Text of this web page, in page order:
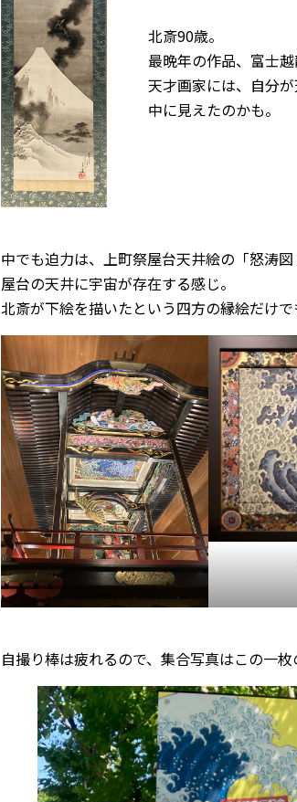
北斎90歳。
最晩年の作品、富士
天才画家には、自分
中に見えたのかも。
中でも迫力は、上町祭屋台天井絵の「怒涛図
屋台の天井に宇宙が存在する感じ。
北斎が下絵を描いたという四方の縁絵だけで
自撮り棒は疲れるので、集合写真はこの一枚